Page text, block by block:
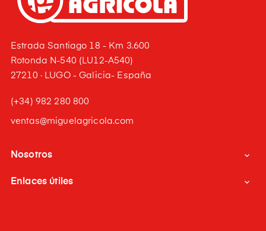
Estrada Santiago 18 - Km 3.600
Rotonda N-540 (LU12-A540)
27210 · LUGO - Galicia- España
(+34) 982 280 800
ventas@miguelagricola.com
Nosotros 
Enlaces útiles 